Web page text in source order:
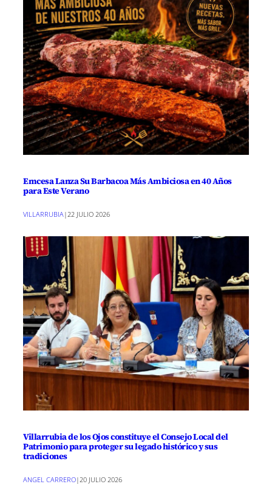
Emcesa Lanza Su Barbacoa Más Ambiciosa en 40 Años
para Este Verano
VILLARRUBIA | 22 JULIO 2026
Villarrubia de los Ojos constituye el Consejo Local del
Patrimonio para proteger su legado histórico y sus
tradiciones
ANGEL CARRERO| 20 JULIO 2026